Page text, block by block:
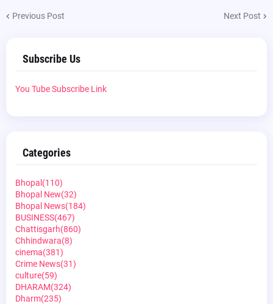
Previous Post Next Post
Subscribe Us
You Tube Subscribe Link
Categories
Bhopal (110)
Bhopal New(32)
Bhopal News(184)
BUSINESS(467)
Chattisgarh(860)
Chhindwara(8)
cinema(381)
Crime News(31)
culture(59)
DHARAM(324)
Dharm(235)